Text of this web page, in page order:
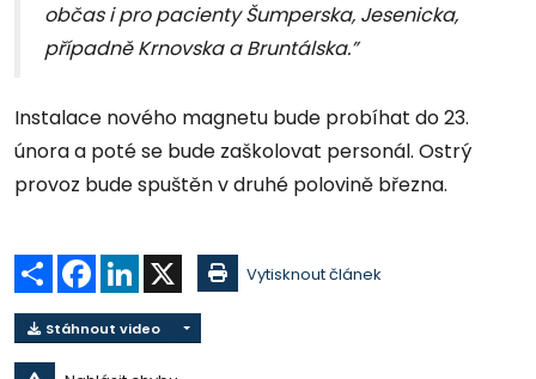
občas i pro pacienty Šumperska, Jesenicka,
případně Krnovska a Bruntálska.”
Instalace nového magnetu bude probíhat do 23.
února a poté se bude zaškolovat personál. Ostrý
provoz bude spuštěn v druhé polovině března.
Sdílet Facebook
LinkedIn Vytisknout článek
Stáhnout video